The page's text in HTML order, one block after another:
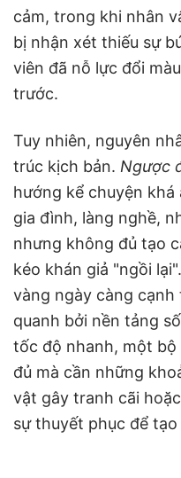
cảm, trong khi nhân
bị nhận xét thiếu sự
viên đã nỗ lực đổi
trước.
Tuy nhiên, nguyên
trúc kịch bản. Ngược
hướng kể chuyện
gia đình, làng nghề,
nhưng không đủ tạo
kéo khán giả "ngồi
vàng ngày càng
quanh bởi nền tảng
tốc độ nhanh, một
đủ mà cần những
vật gây tranh cãi
sự thuyết phục để